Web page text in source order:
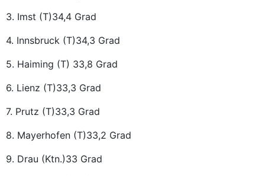
3. Imst (T)34,4 Grad
4. Innsbruck (T)34,3 Grad
5. Haiming (T) 33,8 Grad
6. Lienz (T)33,3 Grad
7. Prutz (T)33,3 Grad
8. Mayerhofen (T)33,2 Grad
9. Drau (Ktn.)33 Grad